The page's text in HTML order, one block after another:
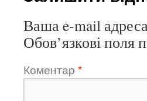
Ваша e-mail
Обов’язкові поля
Коментар *